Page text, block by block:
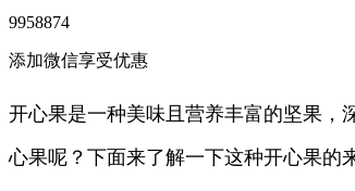
9958874
添加微信享受优惠
开心果是一种美味且营养丰富的坚果，
心果呢？下面来了解一下这种开心果的